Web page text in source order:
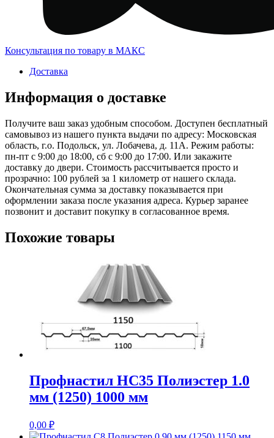
Консультация по товару в МАКС
Доставка
Информация о доставке
Получите ваш заказ удобным способом. Доступен бесплатный
самовывоз из нашего пункта выдачи по адресу: Московская
область, г.о. Подольск, ул. Лобачева, д. 11А. Режим работы:
пн-пт с 9:00 до 18:00, сб с 9:00 до 17:00. Или закажите
доставку до двери. Стоимость рассчитывается просто и
прозрачно: 100 рублей за 1 километр от нашего склада.
Окончательная сумма за доставку показывается при
оформлении заказа после указания адреса. Курьер заранее
позвонит и доставит покупку в согласованное время.
Похожие товары
Профнастил НС35 Полиэстер 1.0
мм (1250) 1000 мм
0,00 ₽